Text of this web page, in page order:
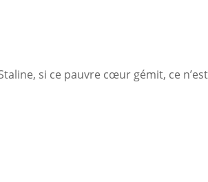
si ce pauvre cœur gémit, ce